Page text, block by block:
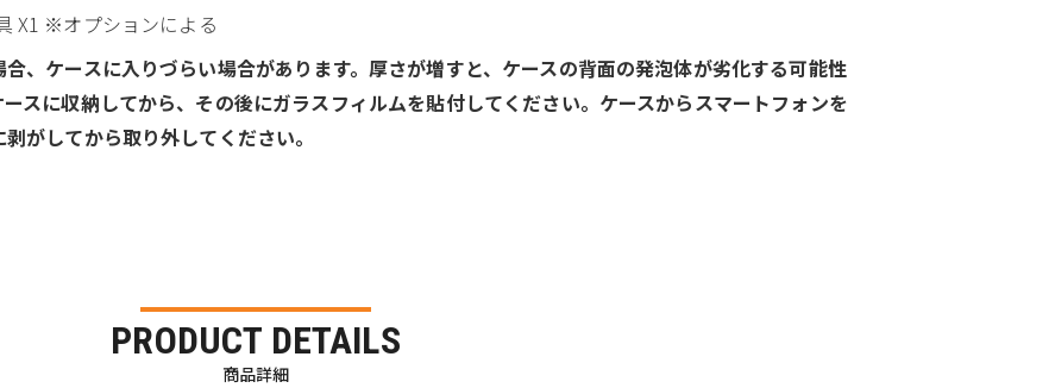
X1 ※オプションによる
、ケースに入りづらい場合があります。厚さが増すと、ケースの背面の発泡体が劣化する可能性
スに収納してから、その後にガラスフィルムを貼付してください。 ケースからスマートフォンを
がしてから取り外してください。
PRODUCT DETAILS
商品詳細